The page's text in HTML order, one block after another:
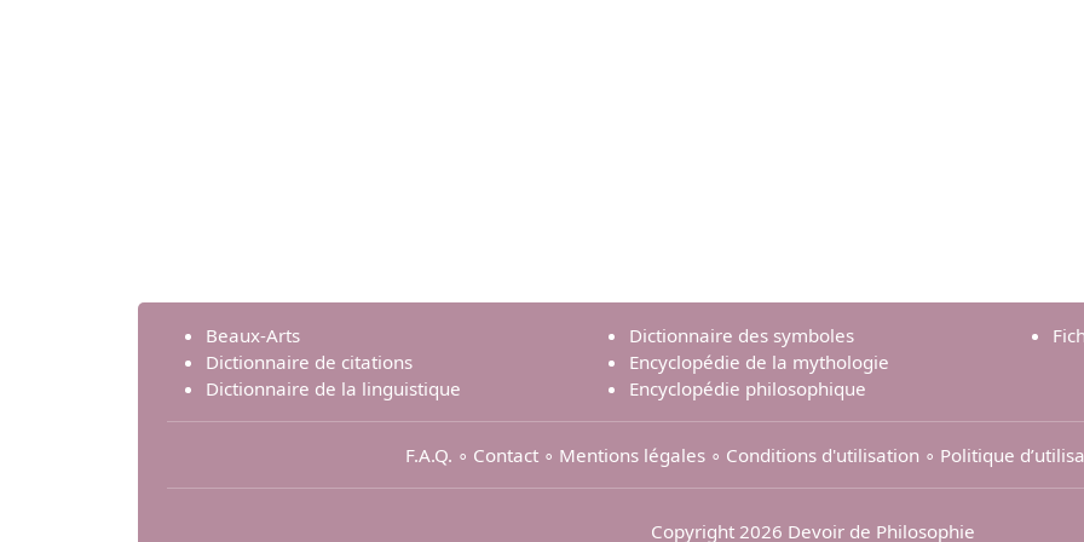
Beaux-Arts
Dictionnaire de citations
Dictionnaire de la linguistique
Dictionnaire des symboles
Encyclopédie de la mythologie
Encyclopédie philosophique
F.A.Q. ∘ Contact∘ Mentions légales∘ Conditions d'utilisation ∘ Politique
Copyright 2026 Devoir de Philosophie